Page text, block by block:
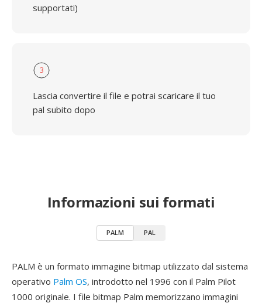
supportati)
3
Lascia convertire il file e potrai scaricare il tuo
pal subito dopo
Informazioni sui formati
PALM PAL
PALM è un formato immagine bitmap utilizzato dal sistema
operativo Palm OS, introdotto nel 1996 con il Palm Pilot
1000 originale. I file bitmap Palm memorizzano immagini